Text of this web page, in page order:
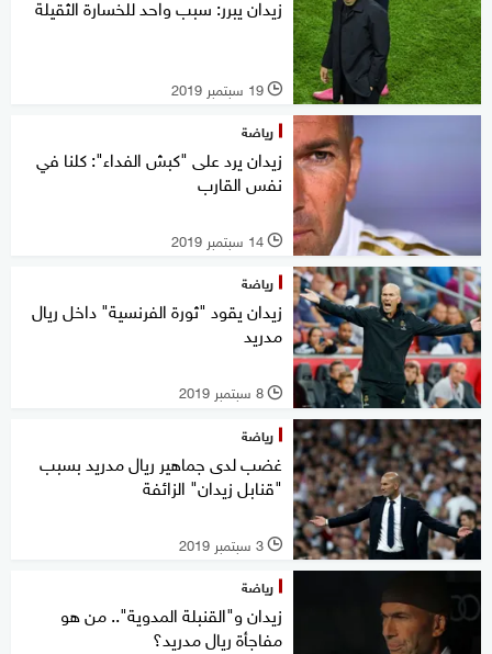
زيدان يبرر: سبب واحد للخسارة الثقيلة
l 19 سبتمبر 2019
رياضة
زيدان يرد على "كبش الفداء": كلنا في
نفس القارب
l 14 سبتمبر 2019
رياضة
زيدان يقود "ثورة الفرنسية" داخل ريال
مدريد
l 8 سبتمبر 2019
رياضة
غضب لدى جماهير ريال مدريد بسبب
"قنابل زيدان" الزائفة
l 3 سبتمبر 2019
رياضة
زيدان و"القنبلة المدوية".. من هو
مفاجأة ريال مدريد؟